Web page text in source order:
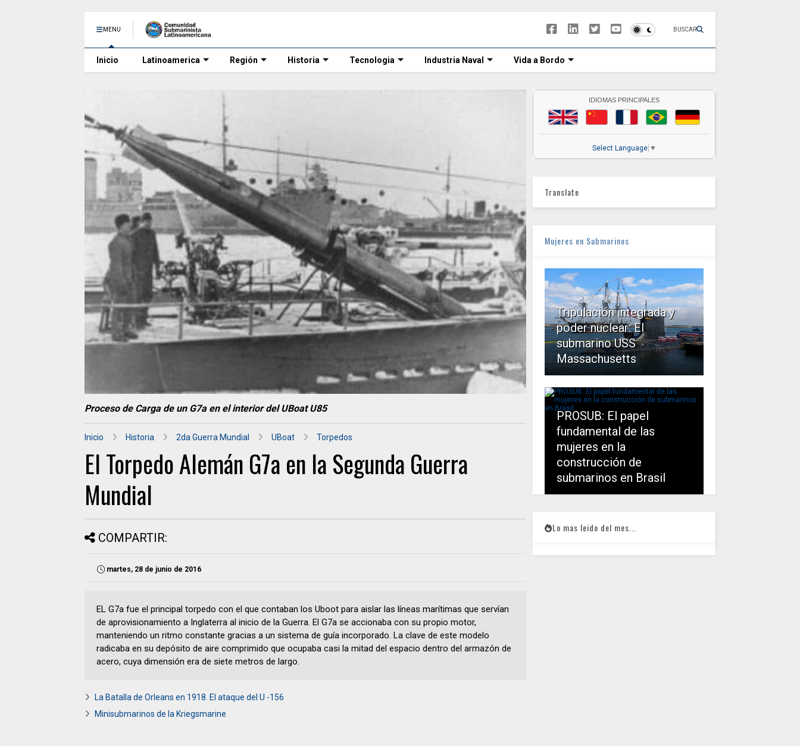
MENU BUSCAR
Inicio Latinoamerica Región Historia Tecnologia Industria Naval Vida a Bordo
Proceso de Carga de un G7a en el interior del UBoat U85
Inicio Historia 2da Guerra Mundial UBoat Torpedos
El Torpedo Alemán G7a en la Segunda Guerra
Mundial
COMPARTIR:
martes, 28 de junio de 2016
EL G7a fue el principal torpedo con el que contaban los Uboot para aislar las líneas marítimas que servían
de aprovisionamiento a Inglaterra al inicio de la Guerra. El G7a se accionaba con su propio motor,
manteniendo un ritmo constante gracias a un sistema de guía incorporado. La clave de este modelo
radicaba en su depósito de aire comprimido que ocupaba casi la mitad del espacio dentro del armazón de
acero, cuya dimensión era de siete metros de largo.
La Batalla de Orleans en 1918. El ataque del U -156
Minisubmarinos de la Kriegsmarine
IDIOMAS PRINCIPALES
Select Language ▼
Translate
Mujeres en Submarinos
Tripulación integrada y
poder nuclear: El
submarino USS
Massachusetts
PROSUB: El papel
fundamental de las
mujeres en la
construcción de
submarinos en Brasil
Lo mas leido del mes...